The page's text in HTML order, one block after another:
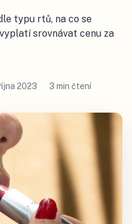
typu rtů, na co se
srovnávat cenu za
2023 3 min čtení